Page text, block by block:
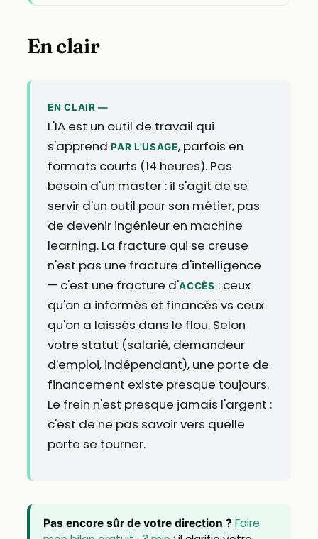
En clair
EN CLAIR —
L'IA est un outil de travail qui
s'apprendPAR L'USAGE, parfois en
formats courts (14 heures). Pas
besoin d'un master : il s'agit de se
servir d'un outil pour son métier, pas
de devenir ingénieur en machine
learning. La fracture qui se creuse
n'est pas une fracture d'intelligence
— c'est une fracture d'ACCÈS : ceux
qu'on a informés et financés vs ceux
qu'on a laissés dans le flou. Selon
votre statut (salarié, demandeur
d'emploi, indépendant), une porte de
financement existe presque toujours.
Le frein n'est presque jamais l'argent :
c'est de ne pas savoir vers quelle
porte se tourner.
Pas encore sûr de votre direction ? Faire